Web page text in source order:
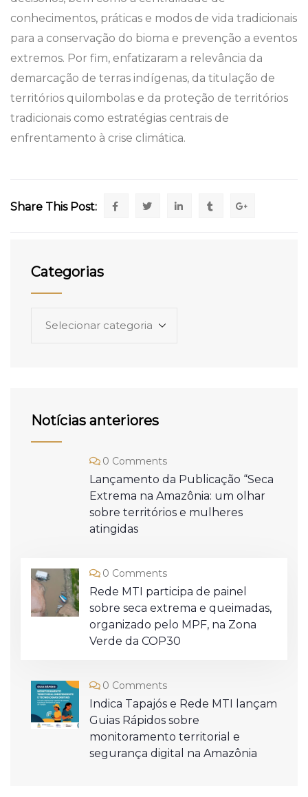
conhecimentos, práticas e modos de vida tradicionais
para a conservação do bioma e prevenção a eventos
extremos. Por fim, enfatizaram a relevância da
demarcação de terras indígenas, da titulação de
territórios quilombolas e da proteção de territórios
tradicionais como estratégias centrais de
enfrentamento à crise climática.
Share This Post:
Categorias
Notícias anteriores
0 Comments
Lançamento da Publicação “Seca
Extrema na Amazônia: um olhar
sobre territórios e mulheres
atingidas
0 Comments
Rede MTI participa de painel
sobre seca extrema e queimadas,
organizado pelo MPF, na Zona
Verde da COP30
0 Comments
Indica Tapajós e Rede MTI lançam
Guias Rápidos sobre
monitoramento territorial e
segurança digital na Amazônia